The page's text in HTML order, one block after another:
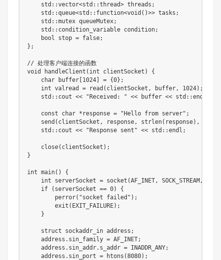
std::vector<std::thread> threads;
std::queue<std::function<void()>> tasks;
std::mutex queueMutex;
std::condition_variable condition;
bool stop = false;
};
// 处理客户端连接的函数
void handleClient(int clientSocket) {
char buffer[1024] = {0};
int valread = read(clientSocket, buffer, 1024);
std::cout << "Received: " << buffer << std::endl;
const char *response = "Hello from server";
send(clientSocket, response, strlen(response), 0);
std::cout << "Response sent" << std::endl;
close(clientSocket);
}
int main() {
int serverSocket = socket(AF_INET, SOCK_STREAM, 0);
if (serverSocket == 0) {
perror("socket failed");
exit(EXIT_FAILURE);
}
struct sockaddr_in address;
address.sin_family = AF_INET;
address.sin_addr.s_addr = INADDR_ANY;
address.sin_port = htons(8080);